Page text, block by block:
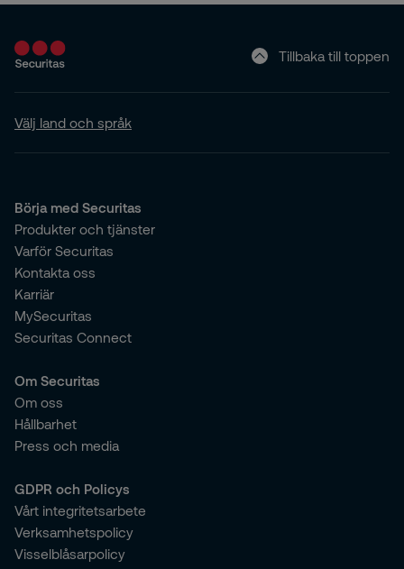
Tillbaka till toppen
Välj land och språk
Börja med Securitas
Produkter och tjänster
Varför Securitas
Kontakta oss
Karriär
MySecuritas
Securitas Connect
Om Securitas
Om oss
Hållbarhet
Press och media
GDPR och Policys
Vårt integritetsarbete
Verksamhetspolicy
Visselblåsarpolicy